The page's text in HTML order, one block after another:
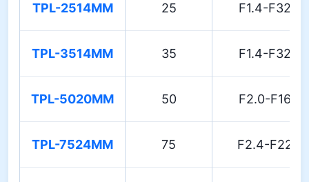
TPL-2514MM 25 F1.4-F32
TPL-3514MM 35 F1.4-F32
TPL-5020MM 50 F2.0-F16
TPL-7524MM 75 F2.4-F22